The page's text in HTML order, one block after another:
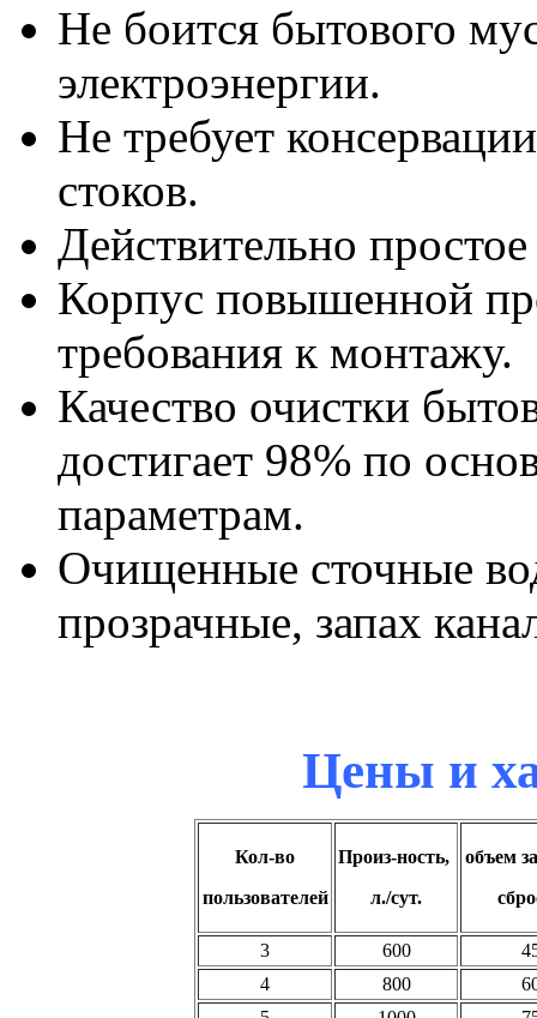
Не боится бытового
электроэнергии.
Не требует
стоков.
Действительно
Корпус повышенной
требования к монтажу.
Качество очистки
достигает 98% по
параметрам.
Очищенные сточные
прозрачные, запах
Цены и
Кол-во
пользователей
Произ-ность,
л./сут.
объем
3 600
4
800